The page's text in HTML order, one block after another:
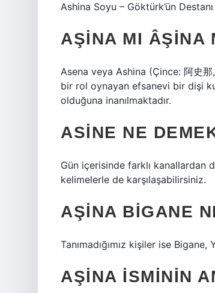
Ashina Soyu – Göktürk’ün Destanı
AŞINA MI ÂŞINA
Asena veya Ashina (Çince: 阿史
bir rol oynayan efsanevi bir dişi
olduğuna inanılmaktadır.
ASINE NE
Gün içerisinde farklı kanallardan
kelimelerle de karşılaşabilirsiniz.
AŞINA BIGANE
Tanımadığımız kişiler ise
AŞINA ISMININ